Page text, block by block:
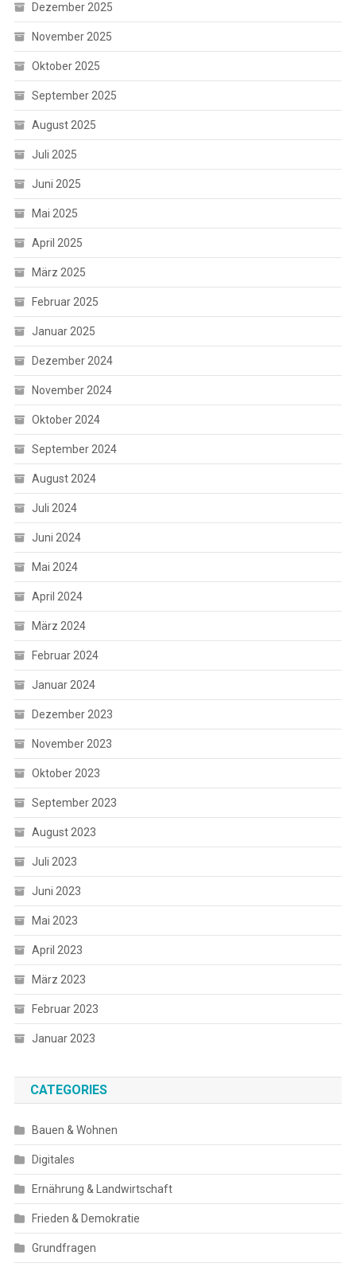
Dezember 2025
November 2025
Oktober 2025
September 2025
August 2025
Juli 2025
Juni 2025
Mai 2025
April 2025
März 2025
Februar 2025
Januar 2025
Dezember 2024
November 2024
Oktober 2024
September 2024
August 2024
Juli 2024
Juni 2024
Mai 2024
April 2024
März 2024
Februar 2024
Januar 2024
Dezember 2023
November 2023
Oktober 2023
September 2023
August 2023
Juli 2023
Juni 2023
Mai 2023
April 2023
März 2023
Februar 2023
Januar 2023
CATEGORIES
Bauen & Wohnen
Digitales
Ernährung & Landwirtschaft
Frieden & Demokratie
Grundfragen